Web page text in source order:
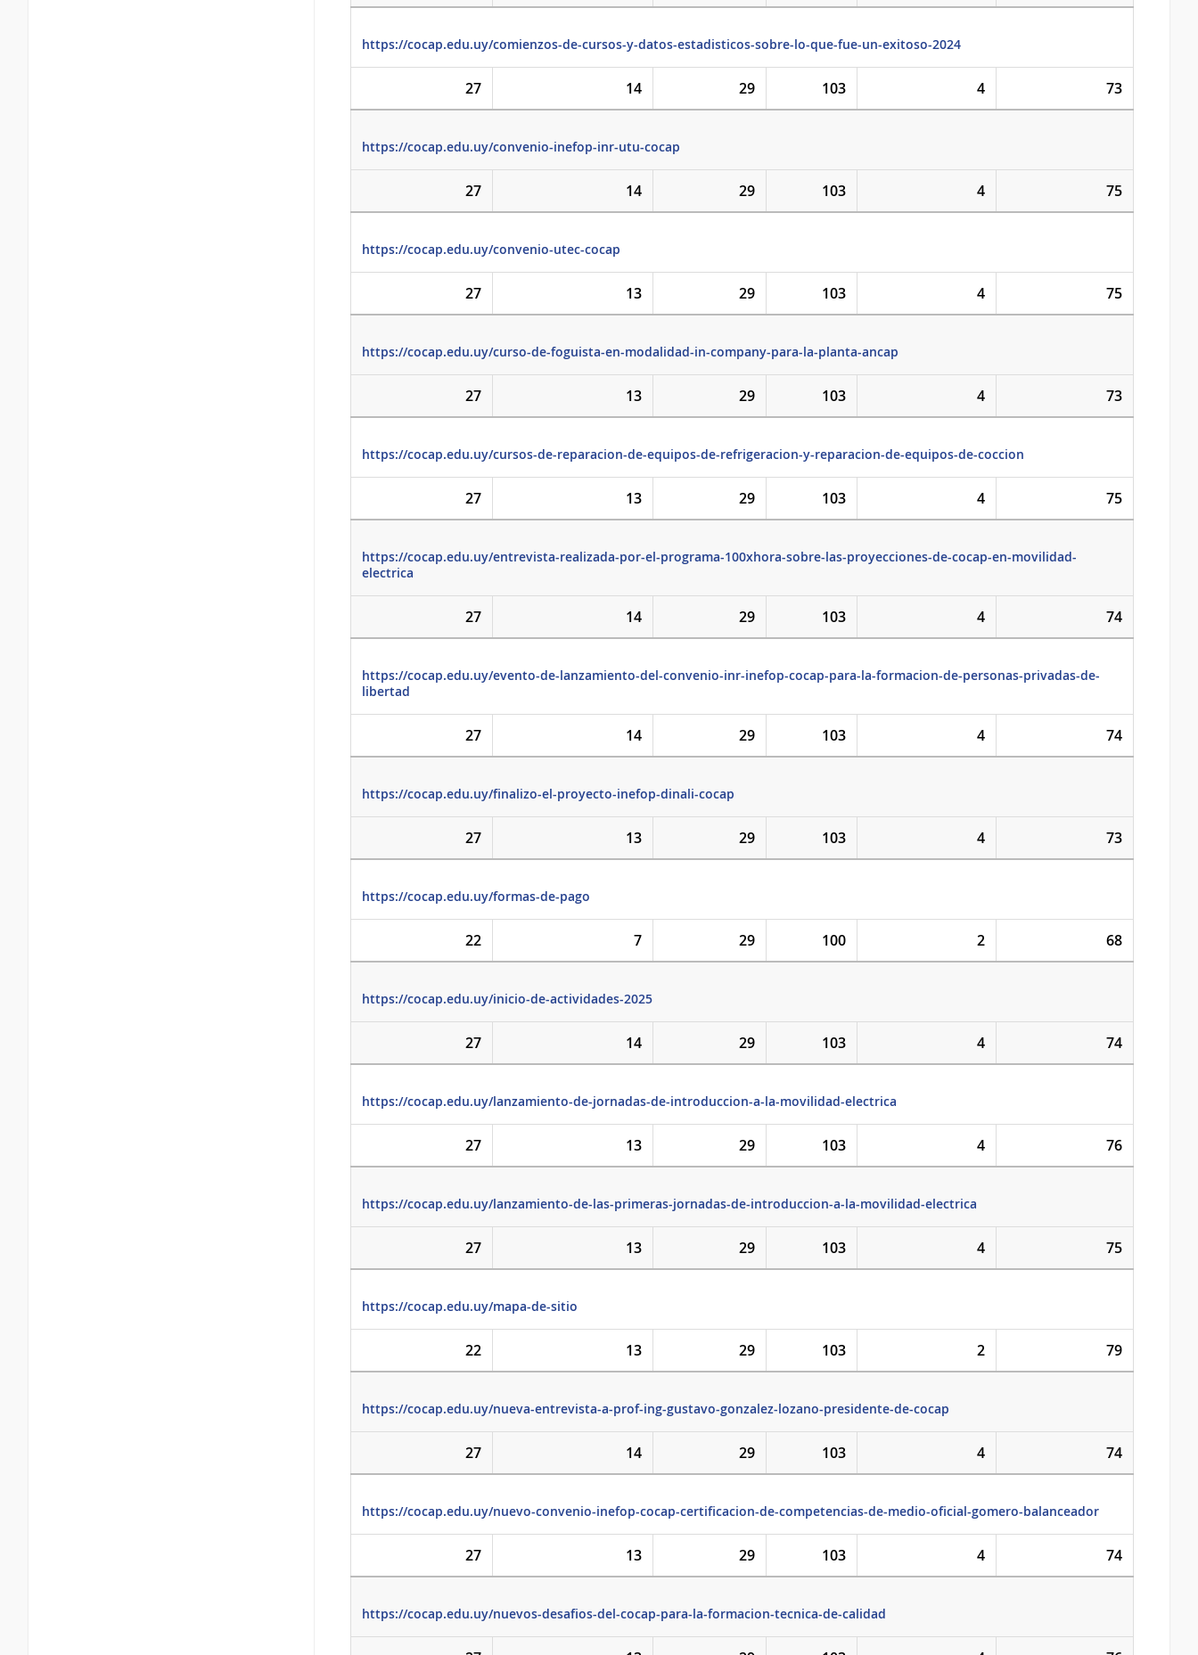
https://cocap.edu.uy/comienzos-de-cursos-y-datos-estadisticos-sobre-lo-que-fue-un-exitoso-2024
27 14 29 103 4 73
https://cocap.edu.uy/convenio-inefop-inr-utu-cocap
27 14 29 103 4 75
https://cocap.edu.uy/convenio-utec-cocap
27 13 29 103 4 75
https://cocap.edu.uy/curso-de-foguista-en-modalidad-in-company-para-la-planta-ancap
27 13 29 103 4 73
https://cocap.edu.uy/cursos-de-reparacion-de-equipos-de-refrigeracion-y-reparacion-de-equipos-de-coccion
27 13 29 103 4 75
https://cocap.edu.uy/entrevista-realizada-por-el-programa-100xhora-sobre-las-proyecciones-de-cocap-en-movilidad-
electrica
27 14 29 103 4 74
https://cocap.edu.uy/evento-de-lanzamiento-del-convenio-inr-inefop-cocap-para-la-formacion-de-personas-privadas-de-
libertad
27 14 29 103 4 74
https://cocap.edu.uy/finalizo-el-proyecto-inefop-dinali-cocap
27 13 29 103 4 73
https://cocap.edu.uy/formas-de-pago
22 7 29 100 2 68
https://cocap.edu.uy/inicio-de-actividades-2025
27 14 29 103 4 74
https://cocap.edu.uy/lanzamiento-de-jornadas-de-introduccion-a-la-movilidad-electrica
27 13 29 103 4 76
https://cocap.edu.uy/lanzamiento-de-las-primeras-jornadas-de-introduccion-a-la-movilidad-electrica
27 13 29 103 4 75
https://cocap.edu.uy/mapa-de-sitio
22 13 29 103 2 79
https://cocap.edu.uy/nueva-entrevista-a-prof-ing-gustavo-gonzalez-lozano-presidente-de-cocap
27 14 29 103 4 74
https://cocap.edu.uy/nuevo-convenio-inefop-cocap-certificacion-de-competencias-de-medio-oficial-gomero-balanceador
27 13 29 103 4 74
https://cocap.edu.uy/nuevos-desafios-del-cocap-para-la-formacion-tecnica-de-calidad